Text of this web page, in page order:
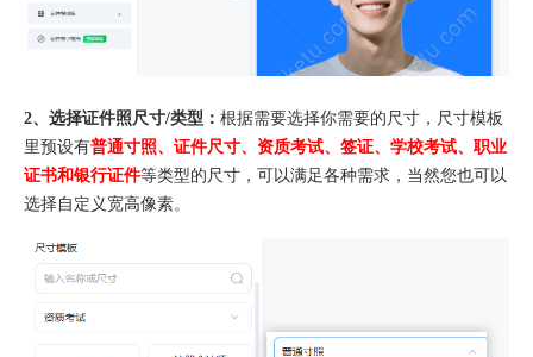
2、选择证件照尺寸/类型： 根据需要选择你需要的尺寸，尺寸模板
里预设有普通寸照、证件尺寸、资质考试、签证、学校考试、职业
证书和银行证件等类型的尺寸，可以满足各种需求，当然您也可以
选择自定义宽高像素。